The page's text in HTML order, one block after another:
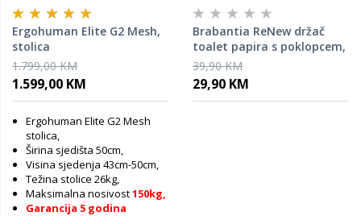
Ergohuman Elite G2 Mesh,
stolica
1.799,00 KM
1.599,00 KM
Ergohuman Elite G2 Mesh
stolica,
Širina sjedišta 50cm,
Visina sjedenja 43cm-50cm,
Težina stolice 26kg,
Maksimalna nosivost150kg,
Garancija 5 godina
Brabantia ReNew držač
toalet papira s poklopcem,
mat crna, 108600
39,90 KM
29,90 KM